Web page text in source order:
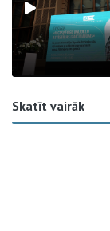
Skatīt vairāk